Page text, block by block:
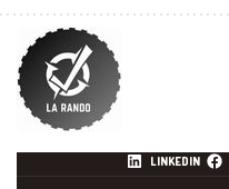
LINKEDIN